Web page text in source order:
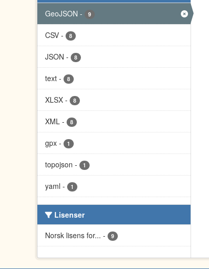
GeoJSON - 9
CSV - 8
JSON - 8
text - 8
XLSX - 8
XML - 8
gpx - 1
topojson - 1
yaml - 1
Lisenser
Norsk lisens for... - 9